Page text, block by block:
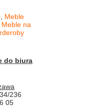
Meble
Meble na
do biura
236
05